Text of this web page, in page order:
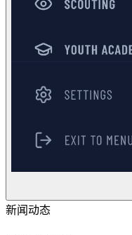
新闻动态